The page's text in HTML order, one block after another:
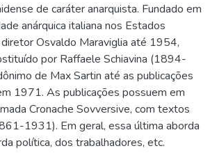
de caráter anarquista. Fundado em
anárquica italiana nos Estados
Osvaldo Maraviglia até 1954,
por Raffaele Schiavina (1894-
de Max Sartin até as publicações
1971. As publicações possuem em
Cronache Sovversive, com textos
1931). Em geral, essa última aborda
política, dos trabalhadores, etc.